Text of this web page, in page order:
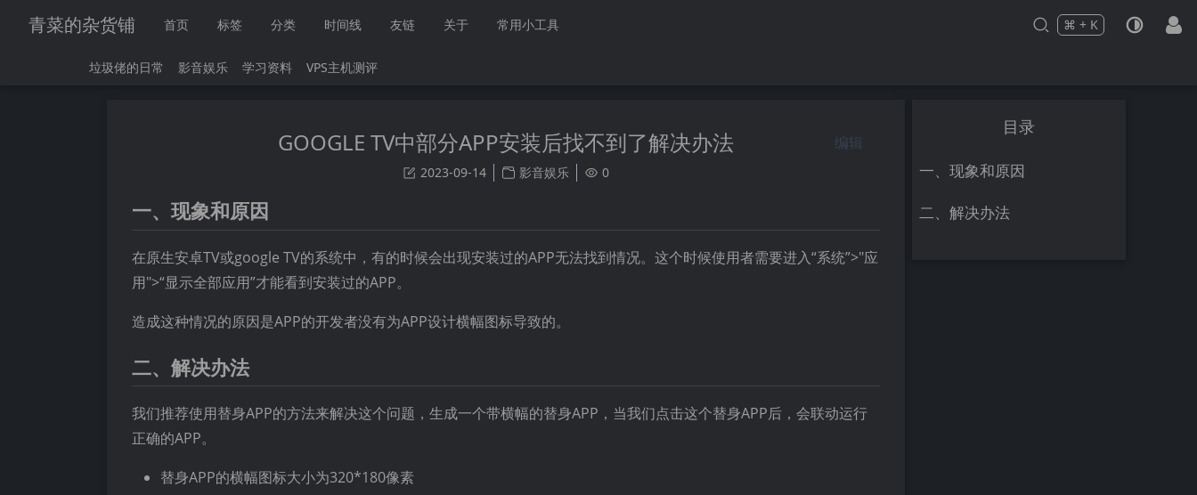
青菜的杂货铺 首页 标签 分类 时间线 友链 关于 常用小工具 Press
⌘ +
and K
to search
垃圾佬的日常 影音娱乐 学习资料 VPS主机测评
GOOGLE TV中部分APP安装后找不到了解决办法 编辑
2023-09-14 影音娱乐 0
一、现象和原因
在原生安卓TV或google TV的系统中，有的时候会出现安装过的APP无法找到情况。这个时候使用者需要进入“系统”>"应
用">“显示全部应用”才能看到安装过的APP。
造成这种情况的原因是APP的开发者没有为APP设计横幅图标导致的。
二、解决办法
我们推荐使用替身APP的方法来解决这个问题，生成一个带横幅的替身APP，当我们点击这个替身APP后，会联动运行
正确的APP。
替身APP的横幅图标大小为320*180像素
目录
一、现象和原因
二、解决办法